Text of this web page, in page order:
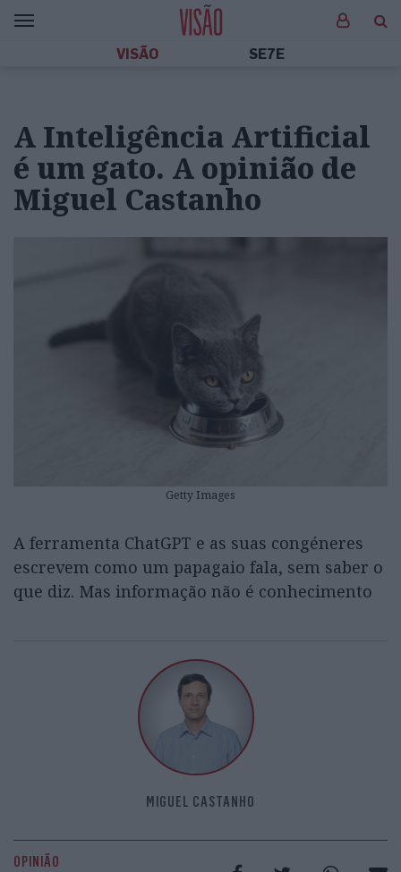
VISÃO SE7E
A Inteligência Artificial
é um gato. A opinião de
Miguel Castanho
Getty Images
A ferramenta ChatGPT e as suas congéneres
escrevem como um papagaio fala, sem saber o
que diz. Mas informação não é conhecimento
MIGUEL CASTANHO
OPINIÃO